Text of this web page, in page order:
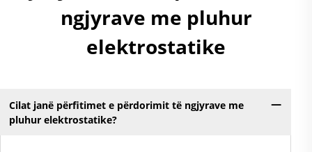
ngjyrave me pluhur
elektrostatike
Cilat janë përfitimet e përdorimit të ngjyrave me
pluhur elektrostatike?